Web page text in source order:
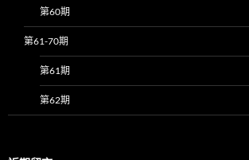
第60期
第61-70期
第61期
第62期